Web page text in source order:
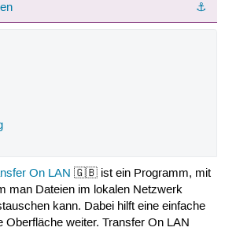
⚓︎
On LAN 🇬🇧 ist ein Programm, mit
man Dateien im lokalen Netzwerk
kann. Dabei hilft eine einfache
Oberfläche weiter. Transfer On LAN